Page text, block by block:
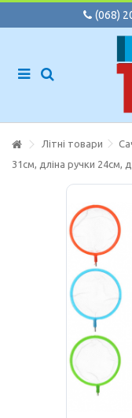
(068)
Літні товари
31см, дліна ручки 24см,